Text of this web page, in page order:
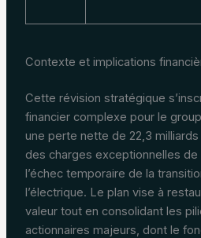
Contexte et implications
Cette révision stratégique
financier complexe pour le
une perte nette de 22,3 milliards
des charges exceptionnelles de
l’échec temporaire de la
l’électrique. Le plan vise à
valeur tout en consolidant les
actionnaires majeurs, dont le